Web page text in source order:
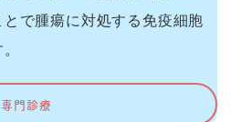
で腫瘍に対処する免疫細胞
専門診療